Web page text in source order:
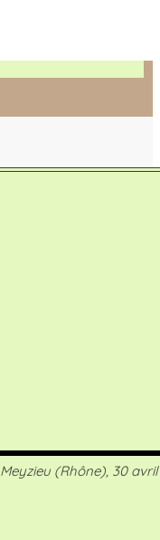
Meyzieu (Rhône), 30 avril